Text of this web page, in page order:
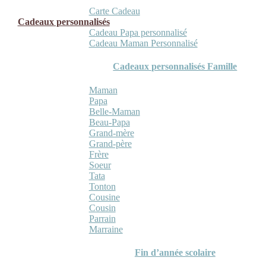
Carte Cadeau
Cadeaux personnalisés
Cadeau Papa personnalisé
Cadeau Maman Personnalisé
Cadeaux personnalisés Famille
Maman
Papa
Belle-Maman
Beau-Papa
Grand-mère
Grand-père
Frère
Soeur
Tata
Tonton
Cousine
Cousin
Parrain
Marraine
Fin d’année scolaire